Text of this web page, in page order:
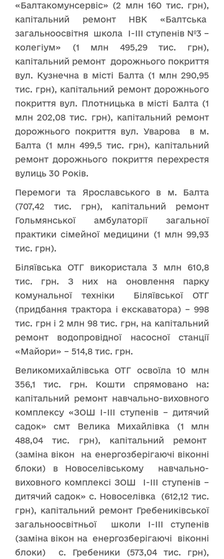
«Балтакомунсервіс» (2 млн 160 тис. грн),
капітальний ремонт НВК «Балтська
загальноосвітня школа I-III ступенів №3 –
колегіум» (1 млн 495,29 тис. грн),
капітальний ремонт дорожнього покриття
вул. Кузнечна в місті Балта (1 млн 290,95
тис. грн), капітальний ремонт дорожнього
покриття вул. Плотницька в місті Балта (1
млн 202,08 тис. грн), капітальний ремонт
дорожнього покриття вул. Уварова в м.
Балта (1 млн 499,5 тис. грн), капітальний
ремонт дорожнього покриття перехрестя
вулиць 30 Років.
Перемоги та Ярославського в м. Балта
(707,42 тис. грн), капітальний ремонт
Гольмянської амбулаторії загальної
практики сімейної медицини (1 млн 99,93
тис. грн).
Біляївська ОТГ використала 3 млн 610,8
тис. грн. З них на оновлення парку
комунальної техніки Біляївської ОТГ
(придбання трактора і екскаватора) – 998
тис. грн і 2 млн 98 тис. грн, на капітальний
ремонт водопровідної насосної станції
«Майори» – 514,8 тис. грн.
Великомихайлівська ОТГ освоїла 10 млн
356,1 тис. грн. Кошти спрямовано на:
капітальний ремонт навчально-виховного
комплексу «ЗОШ I-III ступенів – дитячий
садок» смт Велика Михайлівка (1 млн
488,04 тис. грн), капітальний ремонт
(заміна вікон на енергозберігаючі віконні
блоки) в Новоселівському навчально-
виховного комплексі ЗОШ I-III ступенів –
дитячий садок» с. Новоселівка (612,12 тис.
грн), капітальний ремонт Гребениківської
загальноосвітньої школи I-III ступенів
(заміна вікон на енергозберігаючі віконні
блоки) с. Гребеники (573,04 тис. грн),